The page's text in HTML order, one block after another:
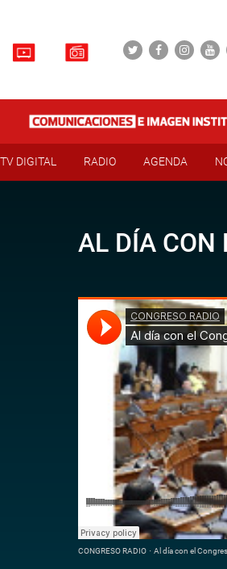
TV DIGITAL RADIO AGENDA
AL DÍA CON
CONGRESO RADIO · Al día con el